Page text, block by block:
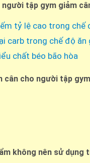
người tập gym giảm
tỷ lệ cao trong chế
carb trong chế độ ăn
chất béo bão hòa
cân cho người tập gym
không nên sử dụng